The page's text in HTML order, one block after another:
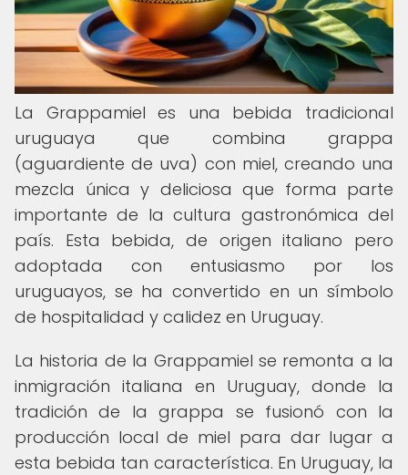
La Grappamiel es una bebida tradicional
uruguaya que combina grappa
(aguardiente de uva) con miel, creando una
mezcla única y deliciosa que forma parte
importante de la cultura gastronómica del
país. Esta bebida, de origen italiano pero
adoptada con entusiasmo por los
uruguayos, se ha convertido en un símbolo
de hospitalidad y calidez en Uruguay.
La historia de la Grappamiel se remonta a la
inmigración italiana en Uruguay, donde la
tradición de la grappa se fusionó con la
producción local de miel para dar lugar a
esta bebida tan característica. En Uruguay, la